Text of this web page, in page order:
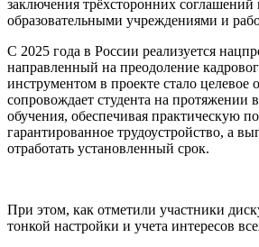
заключения трёхсторонних
образовательными учреждениями и
С 2025 года в России реализуется
направленный на преодоление
инструментом в проекте стало целевое
сопровождает студента на протяжении
обучения, обеспечивая практическую
гарантированное трудоустройство, а
отработать установленный срок.
При этом, как отметили участники
тонкой настройки и учета интересов